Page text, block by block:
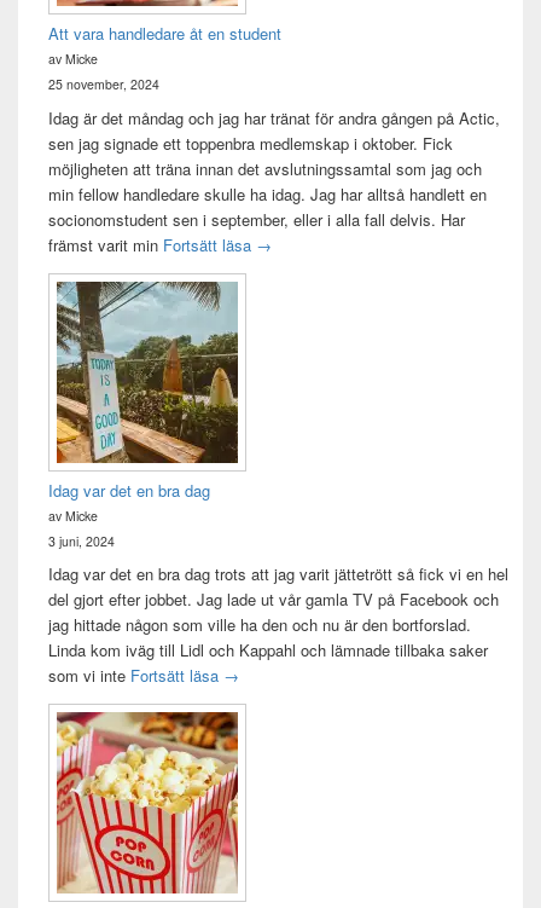
Att vara handledare åt en student
av Micke
25 november, 2024
Idag är det måndag och jag har tränat för andra gången på Actic,
sen jag signade ett toppenbra medlemskap i oktober. Fick
möjligheten att träna innan det avslutningssamtal som jag och
min fellow handledare skulle ha idag. Jag har alltså handlett en
socionomstudent sen i september, eller i alla fall delvis. Har
främst varit min Fortsätt läsa Att vara handledare åt en student
→
Idag var det en bra dag
av Micke
3 juni, 2024
Idag var det en bra dag trots att jag varit jättetrött så fick vi en hel
del gjort efter jobbet. Jag lade ut vår gamla TV på Facebook och
jag hittade någon som ville ha den och nu är den bortforslad.
Linda kom iväg till Lidl och Kappahl och lämnade tillbaka saker
som vi inte Fortsätt läsa Idag var det en bra dag
→